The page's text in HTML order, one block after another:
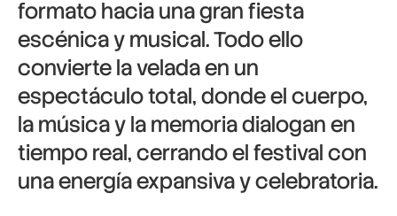
formato hacia una gran fiesta
escénica y musical. Todo ello
convierte la velada en un
espectáculo total, donde el cuerpo,
la música y la memoria dialogan en
tiempo real, cerrando el festival con
una energía expansiva y celebratoria.